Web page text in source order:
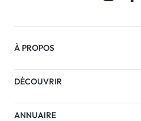
À PROPOS
DÉCOUVRIR
ANNUAIRE